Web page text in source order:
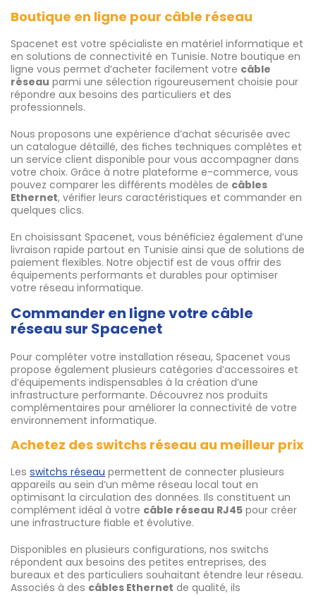
Boutique en ligne pour câble réseau
Spacenet est votre spécialiste en matériel informatique et
en solutions de connectivité en Tunisie. Notre boutique en
ligne vous permet d’acheter facilement votre câble
réseau parmi une sélection rigoureusement choisie pour
répondre aux besoins des particuliers et des
professionnels.
Nous proposons une expérience d’achat sécurisée avec
un catalogue détaillé, des fiches techniques complètes et
un service client disponible pour vous accompagner dans
votre choix. Grâce à notre plateforme e-commerce, vous
pouvez comparer les différents modèles de câbles
Ethernet, vérifier leurs caractéristiques et commander en
quelques clics.
En choisissant Spacenet, vous bénéficiez également d’une
livraison rapide partout en Tunisie ainsi que de solutions de
paiement flexibles. Notre objectif est de vous offrir des
équipements performants et durables pour optimiser
votre réseau informatique.
Commander en ligne votre câble
réseau sur Spacenet
Pour compléter votre installation réseau, Spacenet vous
propose également plusieurs catégories d’accessoires et
d’équipements indispensables à la création d’une
infrastructure performante. Découvrez nos produits
complémentaires pour améliorer la connectivité de votre
environnement informatique.
Achetez des switchs réseau au meilleur prix
Les switchs réseau permettent de connecter plusieurs
appareils au sein d’un même réseau local tout en
optimisant la circulation des données. Ils constituent un
complément idéal à votre câble réseau RJ45 pour créer
une infrastructure fiable et évolutive.
Disponibles en plusieurs configurations, nos switchs
répondent aux besoins des petites entreprises, des
bureaux et des particuliers souhaitant étendre leur réseau.
Associés à des câbles Ethernet de qualité, ils